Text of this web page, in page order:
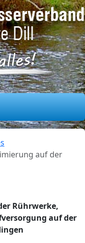
auf der
Rührwerke,
auf der